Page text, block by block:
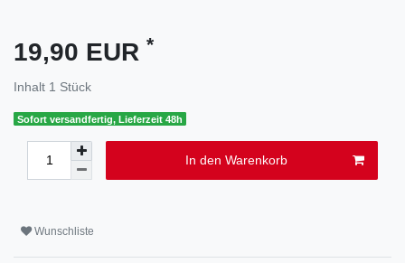
19,90 EUR *
Inhalt 1 Stück
Sofort versandfertig, Lieferzeit 48h
In den Warenkorb
Wunschliste